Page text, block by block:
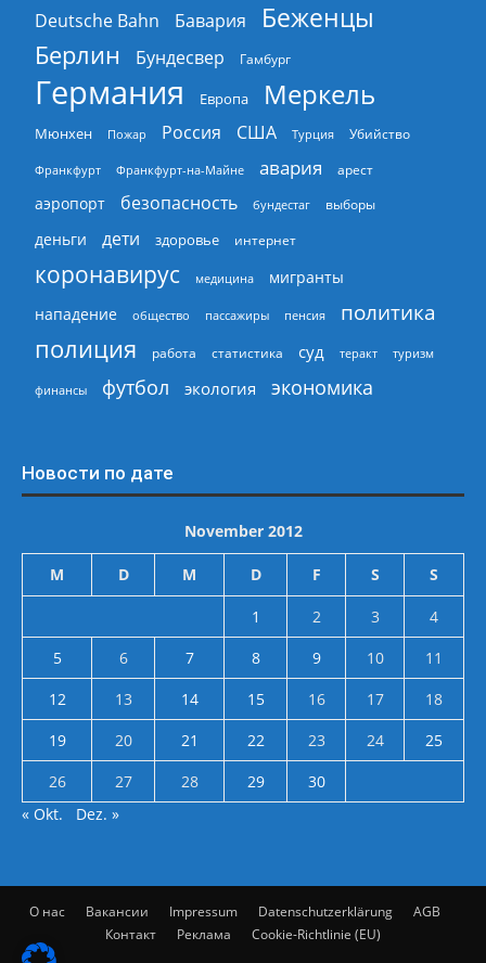
Deutsche Bahn Бавария
Беженцы
Берлин
Бундесвер Гамбург
Германия Европа Меркель
Мюнхен Пожар Россия США Турция Убийство
Франкфурт Франкфурт-на-Майне авария арест
аэропорт безопасность бундестаг выборы
деньги дети здоровье интернет
коронавирус медицина
мигранты
нападение
общество пассажиры пенсия политика
полиция работа статистика суд теракт туризм
финансы футбол экология экономика
Новости по дате
November 2012
M D M D F S S
1 2 3
4
5
6 7 8 9 10
11
12
13 14 15 16 17
18
19
20 21 22 23 24
25
26
27 28 29
30
« Okt.
Dez. »
О нас Вакансии Impressum Datenschutzerklärung
AGB
Контакт
Реклама Cookie-Richtlinie (EU)